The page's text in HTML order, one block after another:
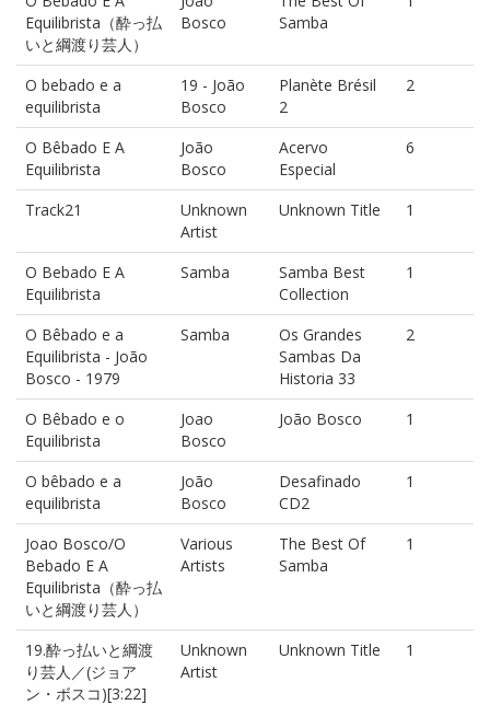
Equilibrista（酔っ払
いと綱渡り芸人）
Bosco
Samba
O bebado e a
equilibrista
19 - João
Bosco
Planète Brésil
2
2
O Bêbado E A
Equilibrista
João
Bosco
Acervo
Especial
6
Track21
Unknown
Artist
Unknown Title 1
O Bebado E A
Equilibrista
Samba
Samba Best
Collection
1
O Bêbado e a
Equilibrista - João
Bosco - 1979
Samba
Os Grandes
Sambas Da
Historia 33
2
O Bêbado e o
Equilibrista
Joao
Bosco
João Bosco 1
O bêbado e a
equilibrista
João
Bosco
Desafinado
CD2
1
Joao Bosco/O
Bebado E A
Equilibrista（酔っ払
いと綱渡り芸人）
Various
Artists
The Best Of
Samba
1
19.酔っ払いと綱渡
り芸人／(ジョア
ン・ボスコ)[3:22]
Unknown
Artist
Unknown Title 1